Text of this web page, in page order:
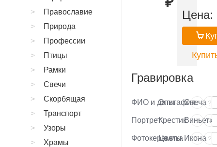
Цена:
Гравировка
ФИО и даты ?
Портрет ?
Фотокерамика ?
Эпитафия ?
Крестик ?
Цветы ?
Свеча
Виньетка
Икона
Православие
Природа
Профессии
Птицы
Рамки
Свечи
Скорбящая
Транспорт
Узоры
Храмы